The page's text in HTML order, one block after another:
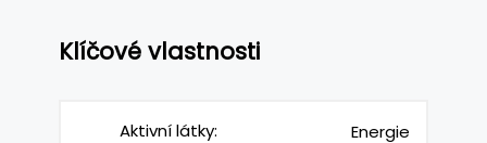
Klíčové vlastnosti
Aktivní látky: Energie